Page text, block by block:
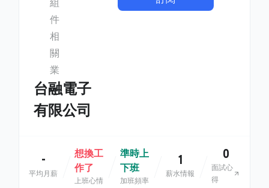
組
件
相
關
業
台融電子
有限公司
-
平均月薪
想換工
作了
上班心情
準時上
下班
加班頻率
1
薪水情報
0
面試心
得